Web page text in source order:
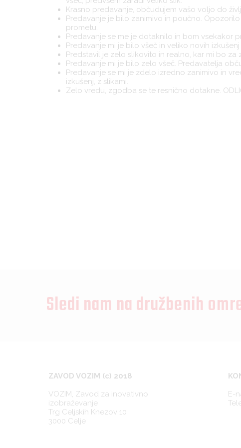
Krasno predavanje, občudujem vašo voljo do
Predavanje je bilo zanimivo in poučno.
prometu.
Predavanje se me je dotaknilo in bom vsekakor
Predavanje mi je bilo všeč in veliko novih
Predstavil je zelo slikovito in realno, kar mi bo za
Predavanje mi je bilo zelo všeč. Predavatelja
Predavanje se mi je zdelo izredno zanimivo in
izkušenj, z slikami.
Zelo vredu, zgodba se te resnično dotakne.
Sledi nam na družbenih
ZAVOD VOZIM (c) 2018
VOZIM, Zavod za inovativno
izobraževanje
Trg Celjskih Knezov 10
3000 Celje
E-